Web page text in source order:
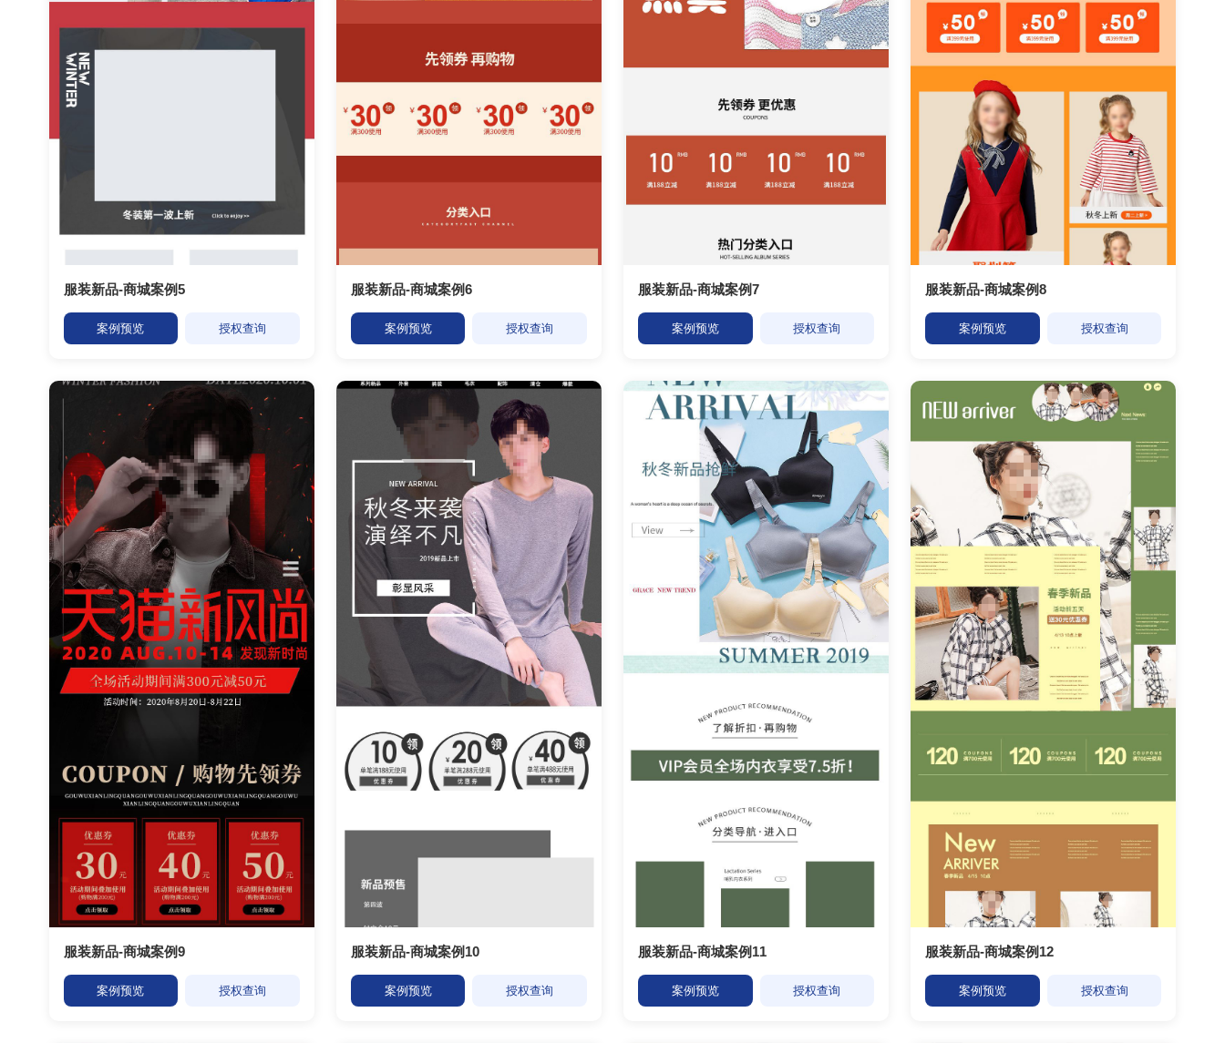
服装新品-商城案例5
案例预览 授权查询
服装新品-商城案例6
案例预览 授权查询
服装新品-商城案例7
案例预览 授权查询
服装新品-商城案例8
案例预览 授权查询
服装新品-商城案例9
案例预览 授权查询
服装新品-商城案例10
案例预览 授权查询
服装新品-商城案例11
案例预览 授权查询
服装新品-商城案例12
案例预览 授权查询